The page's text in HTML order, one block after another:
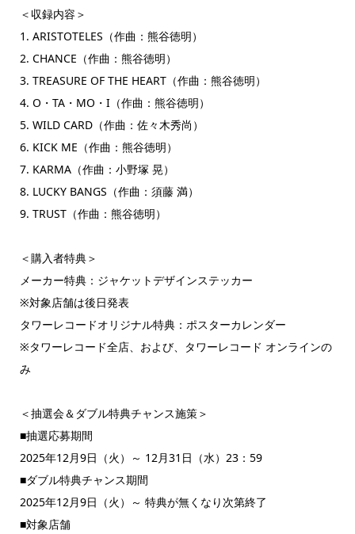
＜収録内容＞
1. ARISTOTELES（作曲：熊谷徳明）
2. CHANCE（作曲：熊谷徳明）
3. TREASURE OF THE HEART（作曲：熊谷徳明）
4. O・TA・MO・I（作曲：熊谷徳明）
5. WILD CARD（作曲：佐々木秀尚）
6. KICK ME（作曲：熊谷徳明）
7. KARMA（作曲：小野塚 晃）
8. LUCKY BANGS（作曲：須藤 満）
9. TRUST（作曲：熊谷徳明）
＜購入者特典＞
メーカー特典：ジャケットデザインステッカー
※対象店舗は後日発表
タワーレコードオリジナル特典：ポスターカレンダー
※タワーレコード全店、および、タワーレコード オンラインの
み
＜抽選会＆ダブル特典チャンス施策＞
■抽選応募期間
2025年12月9日（火）～ 12月31日（水）23：59
■ダブル特典チャンス期間
2025年12月9日（火）～ 特典が無くなり次第終了
■対象店舗